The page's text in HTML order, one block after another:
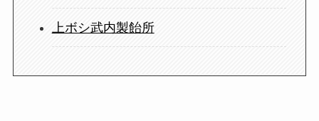
上ボシ武内製飴所